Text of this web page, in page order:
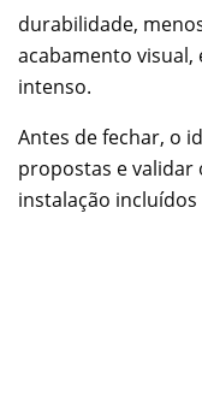
durabilidade,
acabamento visual,
intenso.
Antes de fechar, o
propostas e validar
instalação